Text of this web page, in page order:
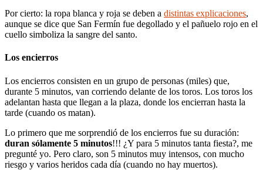
Por cierto: la ropa blanca y roja se deben a distintas explicaciones,
aunque se dice que San Fermín fue degollado y el pañuelo rojo en el
cuello simboliza la sangre del santo.
Los encierros
Los encierros consisten en un grupo de personas (miles) que,
durante 5 minutos, van corriendo delante de los toros. Los toros los
adelantan hasta que llegan a la plaza, donde los encierran hasta la
tarde (cuando os matan).
Lo primero que me sorprendió de los encierros fue su duración:
duran sólamente 5 minutos!!! ¿Y para 5 minutos tanta fiesta?, me
pregunté yo. Pero claro, son 5 minutos muy intensos, con mucho
riesgo y varios heridos cada día (cuando no hay muertos).